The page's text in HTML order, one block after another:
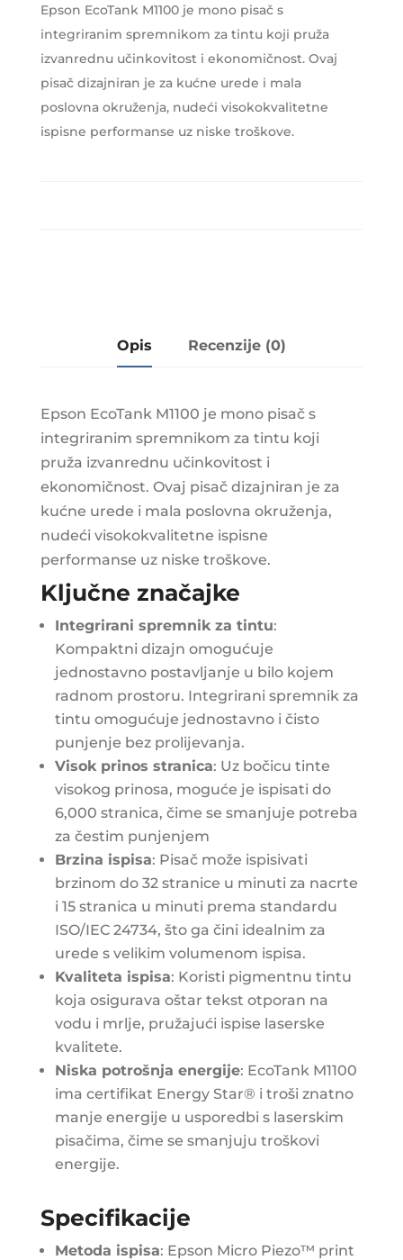
Epson EcoTank M1100 je mono pisač s
integriranim spremnikom za tintu koji pruža
izvanrednu učinkovitost i ekonomičnost. Ovaj
pisač dizajniran je za kućne urede i mala
poslovna okruženja, nudeći visokokvalitetne
ispisne performanse uz niske troškove.
Opis Recenzije (0)
Epson EcoTank M1100 je mono pisač s
integriranim spremnikom za tintu koji
pruža izvanrednu učinkovitost i
ekonomičnost. Ovaj pisač dizajniran je za
kućne urede i mala poslovna okruženja,
nudeći visokokvalitetne ispisne
performanse uz niske troškove.
Ključne značajke
Integrirani spremnik za tintu:
Kompaktni dizajn omogućuje
jednostavno postavljanje u bilo kojem
radnom prostoru. Integrirani spremnik za
tintu omogućuje jednostavno i čisto
punjenje bez prolijevanja.
Visok prinos stranica: Uz bočicu tinte
visokog prinosa, moguće je ispisati do
6,000 stranica, čime se smanjuje potreba
za čestim punjenjem
Brzina ispisa: Pisač može ispisivati
brzinom do 32 stranice u minuti za nacrte
i 15 stranica u minuti prema standardu
ISO/IEC 24734, što ga čini idealnim za
urede s velikim volumenom ispisa​​.
Kvaliteta ispisa: Koristi pigmentnu tintu
koja osigurava oštar tekst otporan na
vodu i mrlje, pružajući ispise laserske
kvalitete​.
Niska potrošnja energije: EcoTank M1100
ima certifikat Energy Star® i troši znatno
manje energije u usporedbi s laserskim
pisačima, čime se smanjuju troškovi
energije​.
Specifikacije
Metoda ispisa: Epson Micro Piezo™ print